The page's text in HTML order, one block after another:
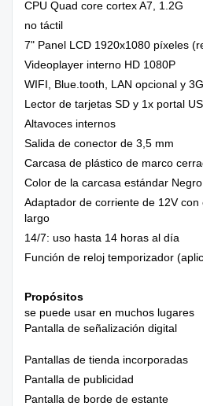
CPU Quad core cortex A7, 1.2G
no táctil
7" Panel LCD 1920x1080 píxeles
Videoplayer interno HD 1080P
WIFI, Blue.tooth, LAN opcional y 3G
Lector de tarjetas SD y 1x portal
Altavoces internos
Salida de conector de 3,5 mm
Carcasa de plástico de marco
Color de la carcasa estándar
Adaptador de corriente de 12V
largo
14/7: uso hasta 14 horas al día
Función de reloj temporizador
Propósitos
se puede usar en muchos lugares
Pantalla de señalización digital
Pantallas de tienda incorporadas
Pantalla de publicidad
Pantalla de borde de estante